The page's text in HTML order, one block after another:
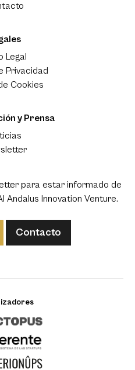
Legal
Privacidad
Cookies
y Prensa
para estar informado de
Innovation Venture.
Contacto